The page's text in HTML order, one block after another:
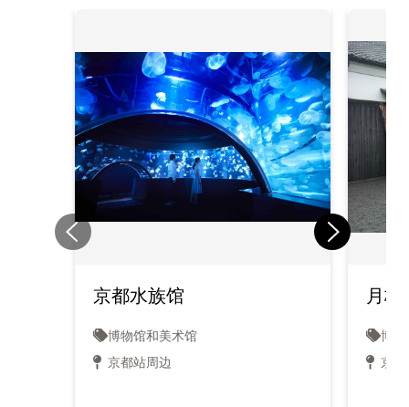
京都水族馆
博物馆和美术馆
京都站周边
月
博
京